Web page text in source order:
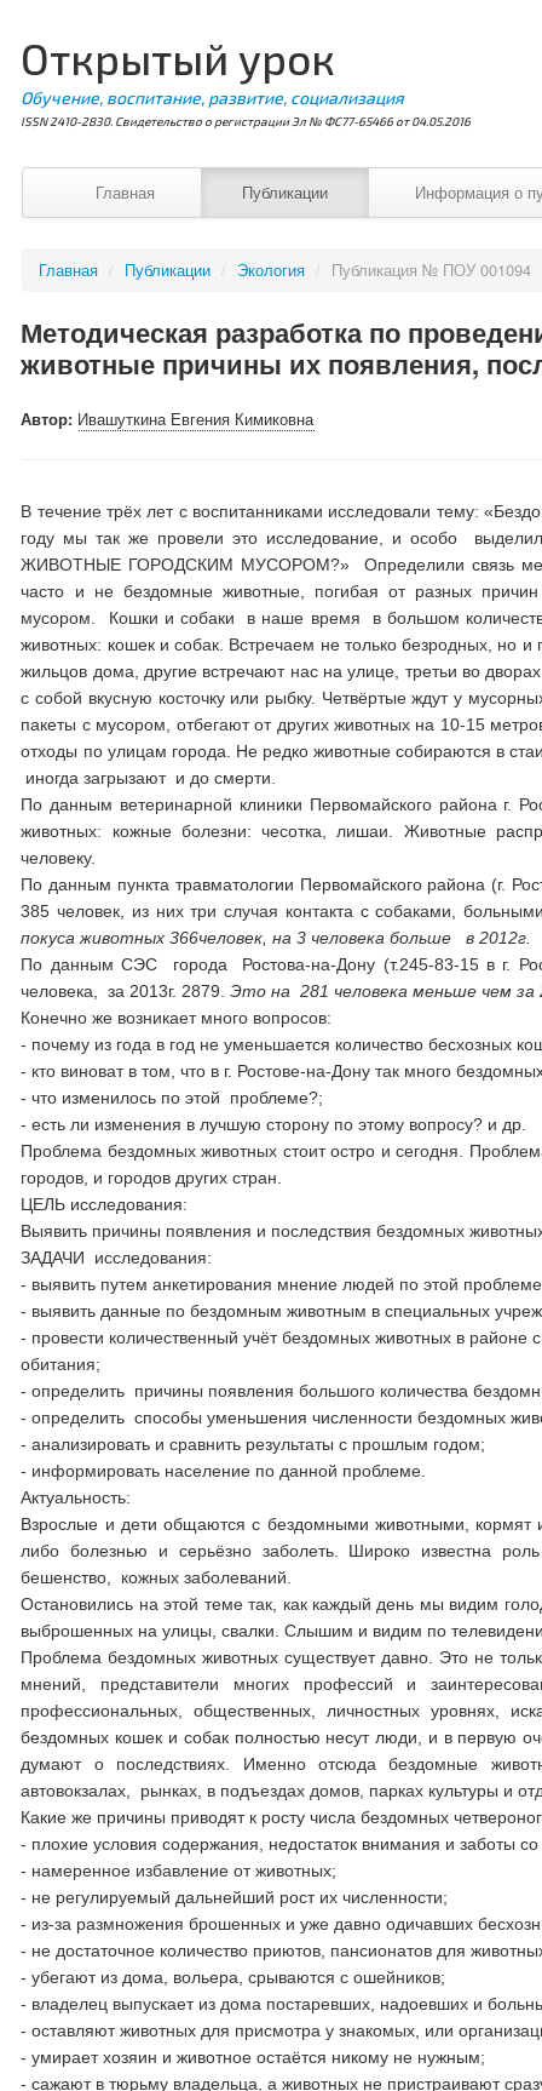
Открытый урок
Обучение, воспитание, развитие, социализация
ISSN 2410-2830. Свидетельство о регистрации Эл № ФС77-65466 от 04.05.2016
Главная Публикации Информация о
Главная / Публикации / Экология / Публикация № ПОУ 001094
Методическая разработка по
животные причины их появления,
Автор: Ивашуткина Евгения Кимиковна
В течение трёх лет с воспитанниками исследовали тему:
году мы так же провели это исследование, и особо
ЖИВОТНЫЕ ГОРОДСКИМ МУСОРОМ?» Определили связь
часто и не бездомные животные, погибая от разных
мусором. Кошки и собаки в наше время в большом
животных: кошек и собак. Встречаем не только безродных, но
жильцов дома, другие встречают нас на улице, третьи во
с собой вкусную косточку или рыбку. Четвёртые ждут у
пакеты с мусором, отбегают от других животных на 10-15
отходы по улицам города. Не редко животные собираются в
иногда загрызают и до смерти.
По данным ветеринарной клиники Первомайского района г.
животных: кожные болезни: чесотка, лишаи. Животные
человеку.
По данным пункта травматологии Первомайского района (г.
385 человек, из них три случая контакта с собаками,
покуса животных 366человек, на 3 человека больше в 2012г.
По данным СЭС города Ростова-на-Дону (т.245-83-15 в г.
человека, за 2013г. 2879.Это на 281 человека меньше чем за
Конечно же возникает много вопросов:
- почему из года в год не уменьшается количество бесхозных
- кто виноват в том, что в г. Ростове-на-Дону так много
- что изменилось по этой проблеме?;
- есть ли изменения в лучшую сторону по этому вопросу? и др.
Проблема бездомных животных стоит остро и сегодня.
городов, и городов других стран.
ЦЕЛЬ исследования:
Выявить причины появления и последствия бездомных
ЗАДАЧИ исследования:
- выявить путем анкетирования мнение людей по этой
- выявить данные по бездомным животным в специальных
- провести количественный учёт бездомных животных в районе
обитания;
- определить причины появления большого количества
- определить способы уменьшения численности бездомных
- анализировать и сравнить результаты с прошлым годом;
- информировать население по данной проблеме.
Актуальность:
Взрослые и дети общаются с бездомными животными, кормят
либо болезнью и серьёзно заболеть. Широко известна
бешенство, кожных заболеваний.
Остановились на этой теме так, как каждый день мы видим
выброшенных на улицы, свалки. Слышим и видим по
Проблема бездомных животных существует давно. Это не
мнений, представители многих профессий и
профессиональных, общественных, личностных уровнях,
бездомных кошек и собак полностью несут люди, и в первую
думают о последствиях. Именно отсюда бездомные
автовокзалах, рынках, в подъездах домов, парках культуры и
Какие же причины приводят к росту числа бездомных
- плохие условия содержания, недостаток внимания и заботы
- намеренное избавление от животных;
- не регулируемый дальнейший рост их численности;
- из-за размножения брошенных и уже давно одичавших
- не достаточное количество приютов, пансионатов для
- убегают из дома, вольера, срываются с ошейников;
- владелец выпускает из дома постаревших, надоевших и
- оставляют животных для присмотра у знакомых, или
- умирает хозяин и животное остаётся никому не нужным;
- сажают в тюрьму владельца, а животных не пристраивают